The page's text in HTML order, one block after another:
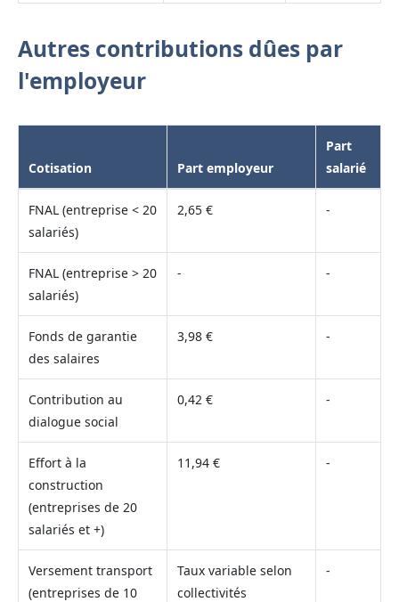
Autres contributions dûes par
l'employeur
Cotisation Part employeur
Part
salarié
FNAL (entreprise < 20
salariés)
2,65 € -
FNAL (entreprise > 20
salariés)
- -
Fonds de garantie
des salaires
3,98 € -
Contribution au
dialogue social
0,42 € -
Effort à la
construction
(entreprises de 20
salariés et +)
11,94 € -
Versement transport
(entreprises de 10
Taux variable selon
collectivités
-